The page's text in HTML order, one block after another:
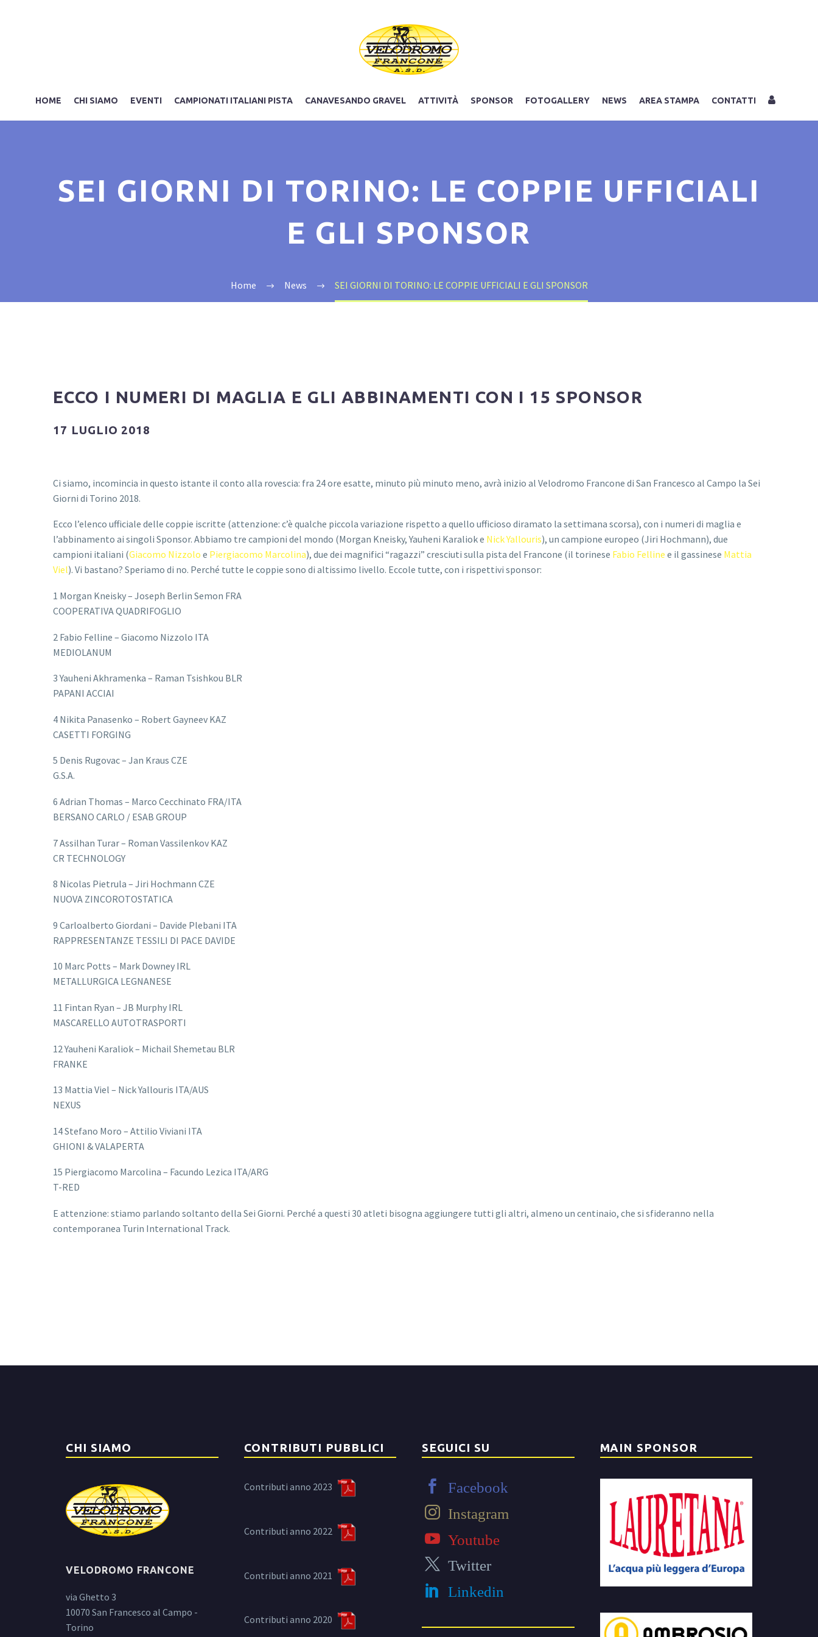
HOME CHI SIAMO EVENTI CAMPIONATI ITALIANI PISTA CANAVESANDO GRAVEL ATTIVITÀ SPONSOR FOTOGALLERY NEWS AREA STAMPA CONTATTI LOGIN
SEI GIORNI DI TORINO: LE COPPIE UFFICIALI
E GLI SPONSOR
Home News SEI GIORNI DI TORINO: LE COPPIE UFFICIALI E GLI SPONSOR
ECCO I NUMERI DI MAGLIA E GLI ABBINAMENTI CON I 15 SPONSOR
17 LUGLIO 2018
Ci siamo, incomincia in questo istante il conto alla rovescia: fra 24 ore esatte, minuto più minuto meno, avrà inizio al Velodromo Francone di San Francesco al Campo la Sei
Giorni di Torino 2018.
Ecco l’elenco ufficiale delle coppie iscritte (attenzione: c’è qualche piccola variazione rispetto a quello ufficioso diramato la settimana scorsa), con i numeri di maglia e
l’abbinamento ai singoli Sponsor. Abbiamo tre campioni del mondo (Morgan Kneisky, Yauheni Karaliok e Nick Yallouris), un campione europeo (Jiri Hochmann), due
campioni italiani (Giacomo Nizzolo e Piergiacomo Marcolina), due dei magnifici “ragazzi” cresciuti sulla pista del Francone (il torinese Fabio Felline e il gassinese Mattia
Viel). Vi bastano? Speriamo di no. Perché tutte le coppie sono di altissimo livello. Eccole tutte, con i rispettivi sponsor:
1 Morgan Kneisky – Joseph Berlin Semon FRA
COOPERATIVA QUADRIFOGLIO
2 Fabio Felline – Giacomo Nizzolo ITA
MEDIOLANUM
3 Yauheni Akhramenka – Raman Tsishkou BLR
PAPANI ACCIAI
4 Nikita Panasenko – Robert Gayneev KAZ
CASETTI FORGING
5 Denis Rugovac – Jan Kraus CZE
G.S.A.
6 Adrian Thomas – Marco Cecchinato FRA/ITA
BERSANO CARLO / ESAB GROUP
7 Assilhan Turar – Roman Vassilenkov KAZ
CR TECHNOLOGY
8 Nicolas Pietrula – Jiri Hochmann CZE
NUOVA ZINCOROTOSTATICA
9 Carloalberto Giordani – Davide Plebani ITA
RAPPRESENTANZE TESSILI DI PACE DAVIDE
10 Marc Potts – Mark Downey IRL
METALLURGICA LEGNANESE
11 Fintan Ryan – JB Murphy IRL
MASCARELLO AUTOTRASPORTI
12 Yauheni Karaliok – Michail Shemetau BLR
FRANKE
13 Mattia Viel – Nick Yallouris ITA/AUS
NEXUS
14 Stefano Moro – Attilio Viviani ITA
GHIONI & VALAPERTA
15 Piergiacomo Marcolina – Facundo Lezica ITA/ARG
T-RED
E attenzione: stiamo parlando soltanto della Sei Giorni. Perché a questi 30 atleti bisogna aggiungere tutti gli altri, almeno un centinaio, che si sfideranno nella
contemporanea Turin International Track.
CHI SIAMO
VELODROMO FRANCONE
via Ghetto 3
10070 San Francesco al Campo -
Torino
CONTRIBUTI PUBBLICI
Contributi anno 2023
Contributi anno 2022
Contributi anno 2021
Contributi anno 2020
SEGUICI SU
Facebook
Instagram
Youtube
Twitter
Linkedin
MAIN SPONSOR